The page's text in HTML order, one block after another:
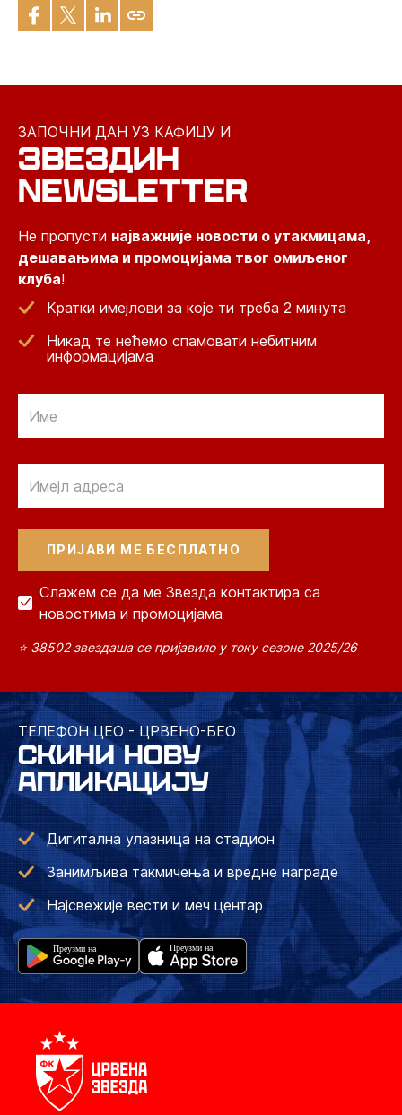
ЗАПОЧНИ ДАН УЗ КАФИЦУ И
ЗВЕЗДИН
NEWSLETTER
Не пропусти најважније новости о утакмицама,
дешавањима и промоцијама твог омиљеног
клуба!
Кратки имејлови за које ти треба 2 минута
Никад те нећемо спамовати небитним
информацијама
Слажем се да ме Звезда контактира са
новостима и промоцијама
⭐ 38502 звездаша се пријавило у току сезоне 2025/26
ТЕЛЕФОН ЦЕО - ЦРВЕНО-БЕО
СКИНИ НОВУ
АПЛИКАЦИЈУ
Дигитална улазница на стадион
Занимљива такмичења и вредне награде
Најсвежије вести и меч центар